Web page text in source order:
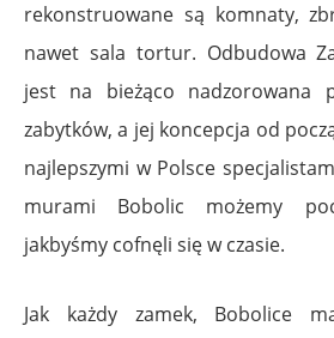
rekonstruowane są komnaty,
nawet sala tortur. Odbudowa
jest na bieżąco nadzorowana
zabytków, a jej koncepcja od
najlepszymi w Polsce
murami Bobolic możemy
jakbyśmy cofnęli się w czasie.
Jak każdy zamek, Bobolice